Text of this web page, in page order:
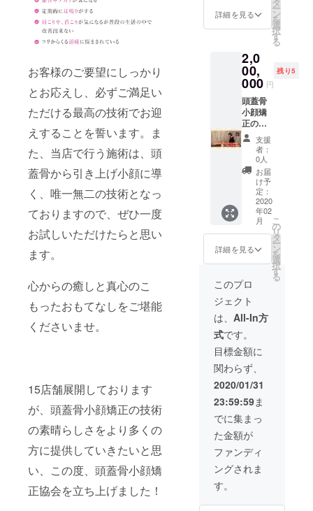
お客様のご要望にしっかり
とお応えし、必ずご満足い
ただける最高の技術でお迎
えすることを誓います。ま
た、当店で行う施術は、頭
蓋骨から引き上げ小顔に導
く、唯一無二の技術となっ
ておりますので、ぜひ一度
お試しいただけたらと思い
ます。
心からの癒しと真心のこ
もったおもてなしをご堪能
くださいませ。
15店舗展開しております
が、頭蓋骨小顔矯正の技術
の素晴らしさをより多くの
方に提供していきたいと思
い、この度、頭蓋骨小顔矯
正協会を立ち上げました！
了承く
ださ
い。
リハビ
リ）、
首肩肩
りまで
のオイ
ルを使
用して
リンパ
ドレ
ナー
ジュ 頭
蓋骨小
顔矯正
協会に
加盟す
ること
が可能
です。
ディプ
ロマ発
行いた
しま
す。 ※
年会費1
万円
（初年
度無
料） 法
令に基
づく医
療、診
療行為
ではご
ざいま
せん。
効果に
は個人
差がご
ざいま
すこと
を予め
い。
とが可
能で
す。
容】 8
時間×5
日間
(40時
間）を
予定し
ており
ます。
頭蓋骨
矯正 ク
レンジ
ング洗
マッ
サージ
首肩肩
甲骨ま
でのリ
ンパド
レナー
ジュ 脳
脊髄液
や頭蓋
骨につ
いての
座学 少
人数制
で代表
が教え
てまい
ります
ので、
初心
者、未
経験者
の方で
も安心
してお
ます。
を、
セット
でお受
だきま
す。 頭
蓋骨小
顔矯正
士と管
理小顔
矯正士
の資格
を取得
し、自
社サロ
ンでも
研修を
行うこ
とがで
きるよ
うにお
教えい
たしま
す。 ※
年会費
20,000
円 初
年度無
料
詳細を見る ー
ン
を
選
択
す
る
2,0
00,
000 円
残り5
頭蓋骨
小顔矯
正の技
術を習
得し開
業する
ことが
可能で
す。法
人での
協会加
盟がで
きま
す。 4
名まで
受講可
能で
す。 代
表直々
にお教
えいた
します
ので、
きちん
とした
技術を
習得す
ること
ができ
ます。
また少
人数制
で行っ
てまい
未経験
支援
者：
0人
お届
け予
定：
2020
年02
月
詳細を見る
こ
の
リ
タ
ー
ン
を
選
択
す
る
このプロ
ジェクト
は、 All-In方
式です。
目標金額に
関わらず、
2020/01/31
23:59:59ま
でに集まっ
た金額が
ファンディ
ングされま
す。